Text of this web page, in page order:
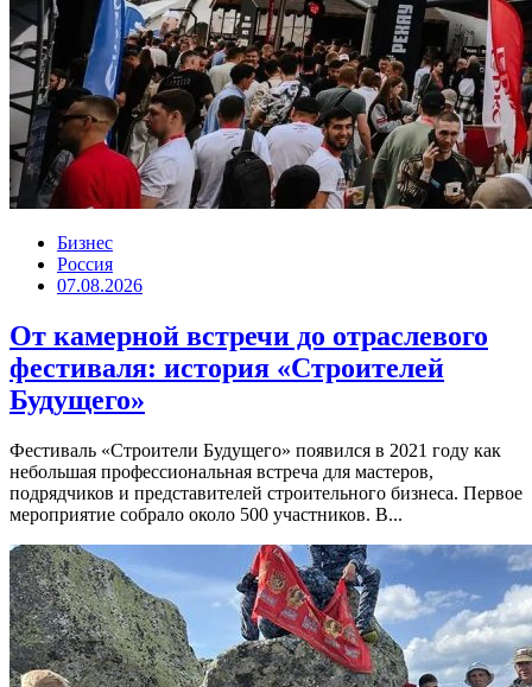
Бизнес
Россия
07.08.2026
От камерной встречи до отраслевого
фестиваля: история «Строителей
Будущего»
Фестиваль «Строители Будущего» появился в 2021 году как
небольшая профессиональная встреча для мастеров,
подрядчиков и представителей строительного бизнеса. Первое
мероприятие собрало около 500 участников. В...